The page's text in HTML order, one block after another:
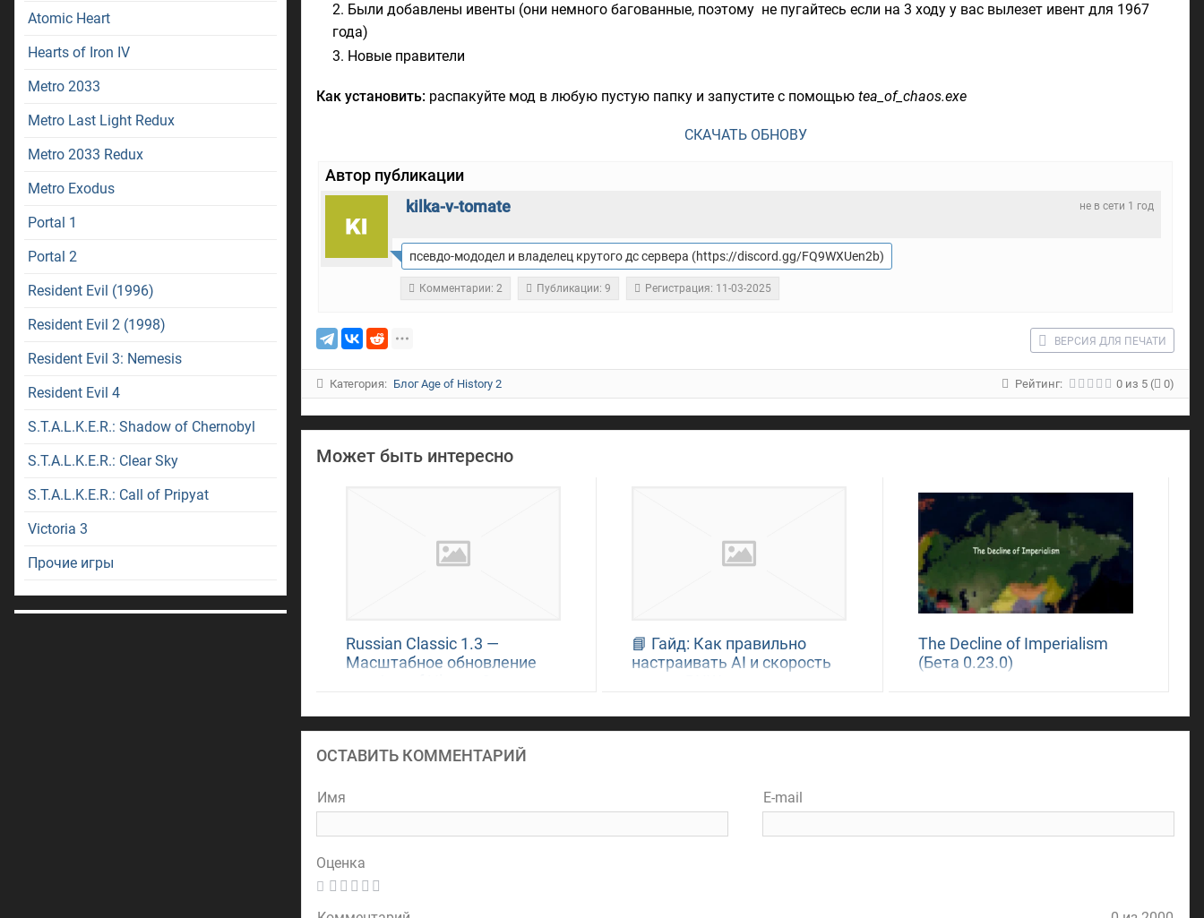
Были добавлены ивенты (они немного багованные, поэтому не пугайтесь если на 3 ходу у вас вылезет ивент для 1967
года)
Новые правители
Как установить: распакуйте мод в любую пустую папку и запустите с помощью tea_of_chaos.exe
СКАЧАТЬ ОБНОВУ
Автор публикации
не в сети 1 год
kilka-v-tomate
псевдо-мододел и владелец крутого дс сервера (https://discord.gg/FQ9WXUen2b)
Комментарии: 2 Публикации: 9 Регистрация: 11-03-2025
ВЕРСИЯ ДЛЯ ПЕЧАТИ
Категория: Блог Age of History 2 Рейтинг: 0 из 5 ( 0)
Может быть интересно
Russian Classic 1.3 —
Масштабное обновление
📘 Гайд: Как правильно
настраивать AI и скорость
The Decline of Imperialism
(Бета 0.23.0)
ОСТАВИТЬ КОММЕНТАРИЙ
Имя E-mail
Оценка
Atomic Heart
Hearts of Iron IV
Metro 2033
Metro Last Light Redux
Metro 2033 Redux
Metro Exodus
Portal 1
Portal 2
Resident Evil (1996)
Resident Evil 2 (1998)
Resident Evil 3: Nemesis
Resident Evil 4
S.T.A.L.K.E.R.: Shadow of Chernobyl
S.T.A.L.K.E.R.: Clear Sky
S.T.A.L.K.E.R.: Call of Pripyat
Victoria 3
Прочие игры